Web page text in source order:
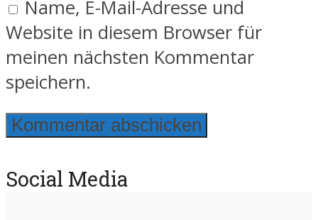
Name, E-Mail-Adresse und
Website in diesem Browser für
meinen nächsten Kommentar
speichern.
Social Media